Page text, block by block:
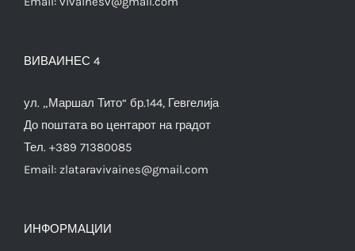
ВИВАИНЕС 4
ул. „Маршал Тито“ бр.144, Гевгелија
До поштата во центарот на градот
Тел. +389 71380085
Email: zlataravivaines@gmail.com
ИНФОРМАЦИИ